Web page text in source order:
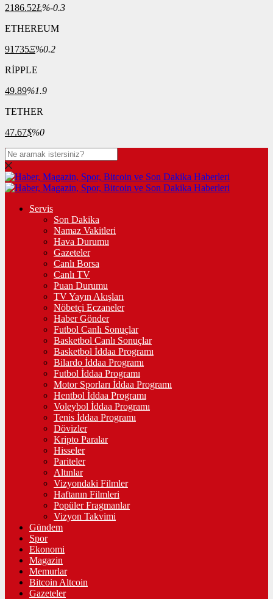
2186.52Ł%-0.3
ETHEREUM
91735Ξ%0.2
RİPPLE
49.89%1.9
TETHER
47.67$%0
Servis
Son Dakika
Namaz Vakitleri
Hava Durumu
Gazeteler
Canlı Borsa
Canlı TV
Puan Durumu
TV Yayın Akışları
Nöbetçi Eczaneler
Haber Gönder
Futbol Canlı Sonuçlar
Basketbol Canlı Sonuçlar
Basketbol İddaa Programı
Bilardo İddaa Programı
Futbol İddaa Programı
Motor Sporları İddaa Programı
Hentbol İddaa Programı
Voleybol İddaa Programı
Tenis İddaa Programı
Dövizler
Kripto Paralar
Hisseler
Pariteler
Altınlar
Vizyondaki Filmler
Haftanın Filmleri
Popüler Fragmanlar
Vizyon Takvimi
Gündem
Spor
Ekonomi
Magazin
Memurlar
Bitcoin Altcoin
Gazeteler